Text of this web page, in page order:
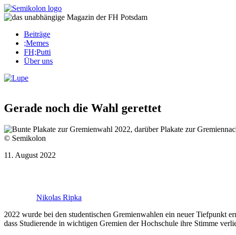
Skip
to
Beiträge
;Memes
FH;Putti
Über uns
Gerade noch die Wahl gerettet
© Semikolon
11. August 2022
Nikolas Ripka
2022 wurde bei den stu­den­ti­schen Gre­mi­en­wahlen ein neuer Tief­punkt
dass Stu­die­rende in wich­tigen Gremien der Hoch­schule ihre Stimme